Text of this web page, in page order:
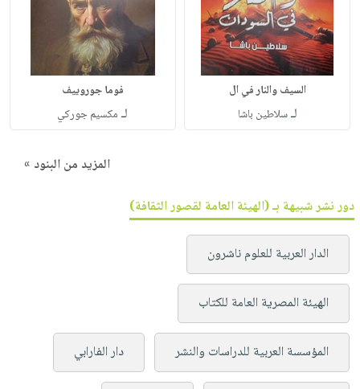
السيف والنار في ال
لـسلاطين باشا
فوما جوروييف
لـ مكسيم جوركي
المزيد من البنود »
دور نشر شبيهة بـ (الهيئة العامة لقصور الثقافة)
الدار العربية للعلوم ناشرون
الهيئة المصرية العامة للكتاب
المؤسسة العربية للدراسات والنشر دار الفارابي